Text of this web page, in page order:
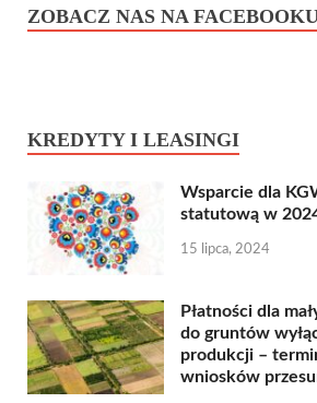
ZOBACZ NAS NA
KREDYTY I LEASINGI
Wsparcie dla
statutową w
15 lipca, 2024
Płatności dla
do gruntów
produkcji –
wniosków